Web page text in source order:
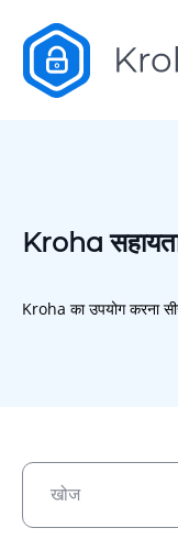
Kroha
Kroha का उपयोग करना
खोज